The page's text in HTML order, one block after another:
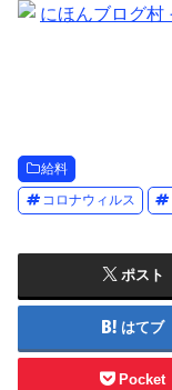
給料
コロナウィルス
ポスト
はてブ
Pocket